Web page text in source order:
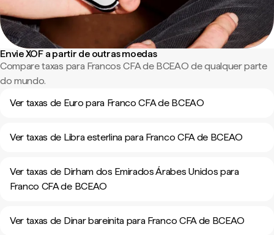
Envie XOF a partir de outras moedas
Compare taxas para Francos CFA de BCEAO de qualquer parte
do mundo.
Ver taxas de Euro para Franco CFA de BCEAO
Ver taxas de Libra esterlina para Franco CFA de BCEAO
Ver taxas de Dirham dos Emirados Árabes Unidos para
Franco CFA de BCEAO
Ver taxas de Dinar bareinita para Franco CFA de BCEAO